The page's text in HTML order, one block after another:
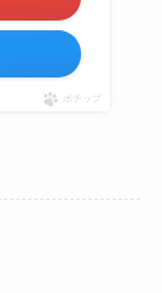
ポチップ